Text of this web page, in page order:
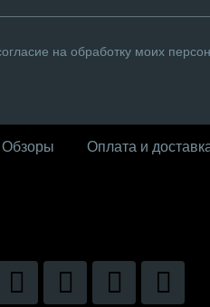
на обработку моих
Обзоры Оплата и